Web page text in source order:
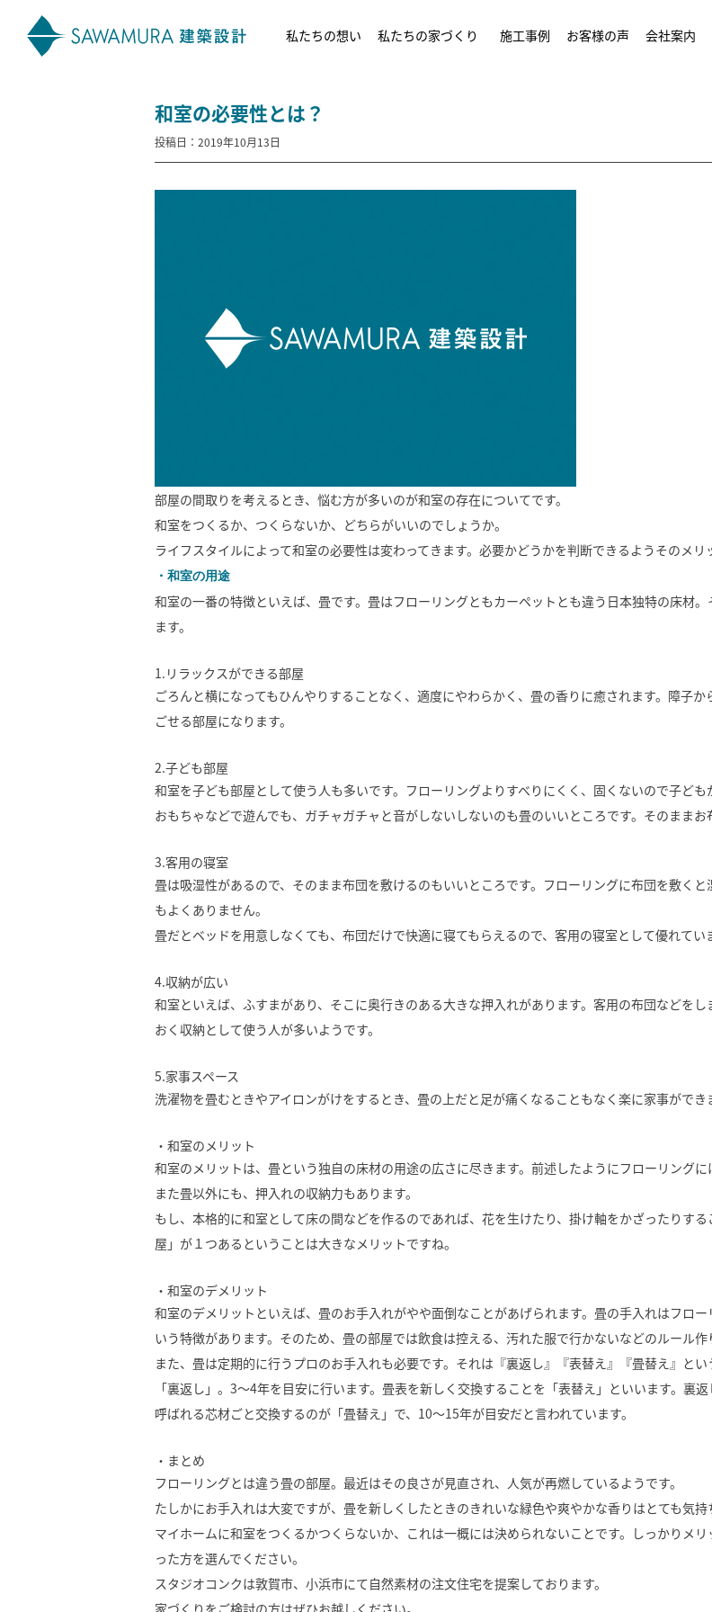
私たちの想い 私たちの家づくり 施工事例 お客様の声 会社案内
和室の必要性とは？
投稿日：2019年10月13日
部屋の間取りを考えるとき、悩む方が多いのが和室の存在についてです。
和室をつくるか、つくらないか、どちらがいいのでしょうか。
ライフスタイルによって和室の必要性は変わってきます。必要かどうかを判断できるようそのメリ
・和室の用途
和室の一番の特徴といえば、畳です。畳はフローリングともカーペットとも違う日本独特の床材
ます。
1.リラックスができる部屋
ごろんと横になってもひんやりすることなく、適度にやわらかく、畳の香りに癒されます。障子
ごせる部屋になります。
2.子ども部屋
和室を子ども部屋として使う人も多いです。フローリングよりすべりにくく、固くないので子ど
おもちゃなどで遊んでも、ガチャガチャと音がしないしないのも畳のいいところです。そのままお
3.客用の寝室
畳は吸湿性があるので、そのまま布団を敷けるのもいいところです。フローリングに布団を敷く
もよくありません。
畳だとベッドを用意しなくても、布団だけで快適に寝てもらえるので、客用の寝室として優れてい
4.収納が広い
和室といえば、ふすまがあり、そこに奥行きのある大きな押入れがあります。客用の布団などを
おく収納として使う人が多いようです。
5.家事スペース
洗濯物を畳むときやアイロンがけをするとき、畳の上だと足が痛くなることもなく楽に家事ができ
・和室のメリット
和室のメリットは、畳という独自の床材の用途の広さに尽きます。前述したようにフローリング
また畳以外にも、押入れの収納力もあります。
もし、本格的に和室として床の間などを作るのであれば、花を生けたり、掛け軸をかざったりす
屋」が１つあるということは大きなメリットですね。
・和室のデメリット
和室のデメリットといえば、畳のお手入れがやや面倒なことがあげられます。畳の手入れはフロ
いう特徴があります。そのため、畳の部屋では飲食は控える、汚れた服で行かないなどのルール作
また、畳は定期的に行うプロのお手入れも必要です。それは『裏返し』『表替え』『畳替え』と
「裏返し」。3～4年を目安に行います。畳表を新しく交換することを「表替え」といいます。裏
呼ばれる芯材ごと交換するのが「畳替え」で、10～15年が目安だと言われています。
・まとめ
フローリングとは違う畳の部屋。最近はその良さが見直され、人気が再燃しているようです。
たしかにお手入れは大変ですが、畳を新しくしたときのきれいな緑色や爽やかな香りはとても気持
マイホームに和室をつくるかつくらないか、これは一概には決められないことです。しっかりメ
った方を選んでください。
スタジオコンクは敦賀市、小浜市にて自然素材の注文住宅を提案しております。
家づくりをご検討の方はぜひお越しください。